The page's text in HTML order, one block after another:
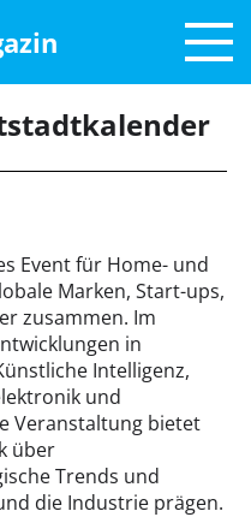
Event für Home- und
Marken, Start-ups,
zusammen. Im
in
Intelligenz,
und
Veranstaltung bietet
über
Trends und
die Industrie prägen.